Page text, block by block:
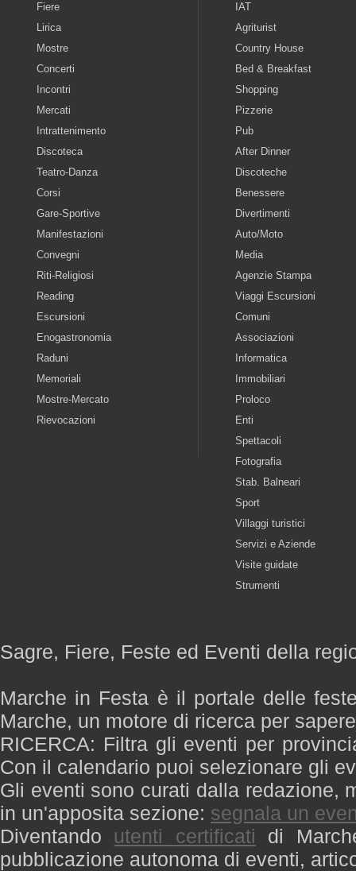
Fiere
Lirica
Mostre
Concerti
Incontri
Mercati
Intrattenimento
Discoteca
Teatro-Danza
Corsi
Gare-Sportive
Manifestazioni
Convegni
Riti-Religiosi
Reading
Escursioni
Enogastronomia
Raduni
Memoriali
Mostre-Mercato
Rievocazioni
IAT
Agriturist
Country House
Bed & Breakfast
Shopping
Pizzerie
Pub
After Dinner
Discoteche
Benessere
Divertimenti
Auto/Moto
Media
Agenzie Stampa
Viaggi Escursioni
Comuni
Associazioni
Informatica
Immobiliari
Proloco
Enti
Spettacoli
Fotografia
Stab. Balneari
Sport
Villaggi turistici
Servizi e Aziende
Visite guidate
Strumenti
Sagre, Fiere, Feste ed Eventi della
Marche in Festa è il portale delle
Marche, un motore di ricerca per
RICERCA: Filtra gli eventi per
Con il calendario puoi selezionare gli
Gli eventi sono curati dalla redazione,
in un'apposita sezione: segnala un
Diventando utenti certificati di
pubblicazione autonoma di eventi,